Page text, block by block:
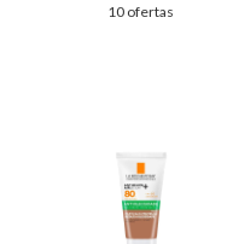
10 ofertas